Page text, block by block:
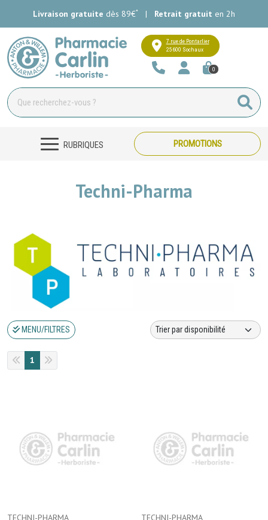
Livraison gratuite dès 89€* | Retrait gratuit en 2h
Pharmacie Carlin Votre
7 rue de Pontarlier
25600 Sochaux
0
RUBRIQUES PROMOTIONS
Techni-Pharma
MENU/FILTRES
1
TECHNI-PHARMA TECHNI-PHARMA